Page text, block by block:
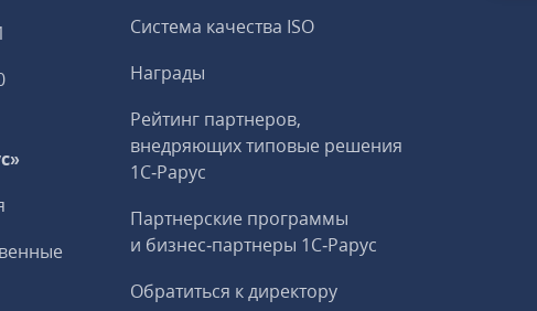
Система качества ISO
Награды
Рейтинг партнеров,
внедряющих типовые решения
1С‑Рарус
Партнерские программы
и бизнес‑партнеры 1С‑Рарус
Обратиться к директору